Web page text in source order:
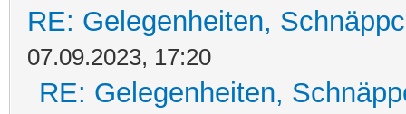
RE: Gelegenheiten,
07.09.2023, 17:20
RE: Gelegenheiten,